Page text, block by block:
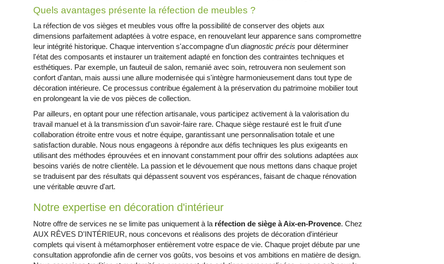
Quels avantages présente la réfection de meubles ?
La réfection de vos sièges et meubles vous offre la possibilité de conserver des objets aux
dimensions parfaitement adaptées à votre espace, en renouvelant leur apparence sans compromettre
leur intégrité historique. Chaque intervention s'accompagne d'undiagnostic précis pour déterminer
l'état des composants et instaurer un traitement adapté en fonction des contraintes techniques et
esthétiques. Par exemple, un fauteuil de salon, remanié avec soin, retrouvera non seulement son
confort d'antan, mais aussi une allure modernisée qui s'intègre harmonieusement dans tout type de
décoration intérieure. Ce processus contribue également à la préservation du patrimoine mobilier tout
en prolongeant la vie de vos pièces de collection.
Par ailleurs, en optant pour une réfection artisanale, vous participez activement à la valorisation du
travail manuel et à la transmission d'un savoir-faire rare. Chaque siège restauré est le fruit d'une
collaboration étroite entre vous et notre équipe, garantissant une personnalisation totale et une
satisfaction durable. Nous nous engageons à répondre aux défis techniques les plus exigeants en
utilisant des méthodes éprouvées et en innovant constamment pour offrir des solutions adaptées aux
besoins variés de notre clientèle. La passion et le dévouement que nous mettons dans chaque projet
se traduisent par des résultats qui dépassent souvent vos espérances, faisant de chaque rénovation
une véritable œuvre d'art.
Notre expertise en décoration d'intérieur
Notre offre de services ne se limite pas uniquement à la réfection de siège à Aix-en-Provence. Chez
AUX RÊVES D'INTÉRIEUR, nous concevons et réalisons des projets de décoration d'intérieur
complets qui visent à métamorphoser entièrement votre espace de vie. Chaque projet débute par une
consultation approfondie afin de cerner vos goûts, vos besoins et vos ambitions en matière de design.